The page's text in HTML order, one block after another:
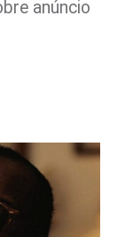
anúncio